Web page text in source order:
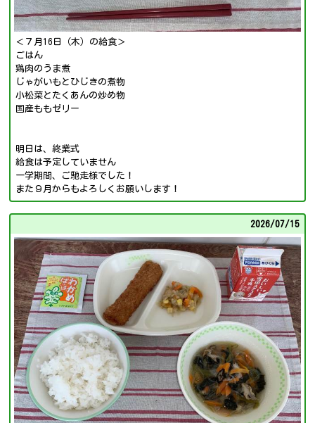
＜７月16日（木）の給食＞
ごはん
鶏肉のうま煮
じゃがいもとひじきの煮物
小松菜とたくあんの炒め物
国産ももゼリー
明日は、終業式
給食は予定していません
一学期間、ご馳走様でした！
また９月からもよろしくお願いします！
2026/07/15